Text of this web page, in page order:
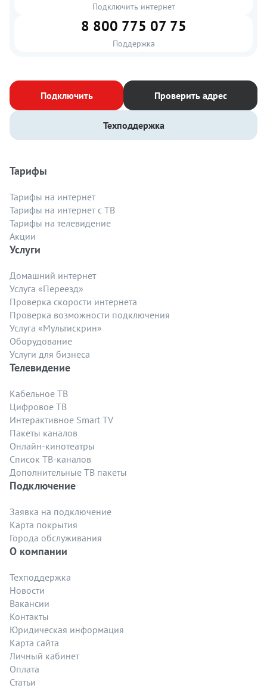
Подключить интернет
8 800 775 07 75
Поддержка
Подключить Проверить адрес
Техподдержка
Тарифы
Тарифы на интернет
Тарифы на интернет с ТВ
Тарифы на телевидение
Акции
Услуги
Домашний интернет
Услуга «Переезд»
Проверка скорости интернета
Проверка возможности подключения
Услуга «Мультискрин»
Оборудование
Услуги для бизнеса
Телевидение
Кабельное ТВ
Цифровое ТВ
Интерактивное Smart TV
Пакеты каналов
Онлайн-кинотеатры
Список ТВ-каналов
Дополнительные ТВ пакеты
Подключение
Заявка на подключение
Карта покрытия
Города обслуживания
О компании
Техподдержка
Новости
Вакансии
Контакты
Юридическая информация
Карта сайта
Личный кабинет
Оплата
Статьи